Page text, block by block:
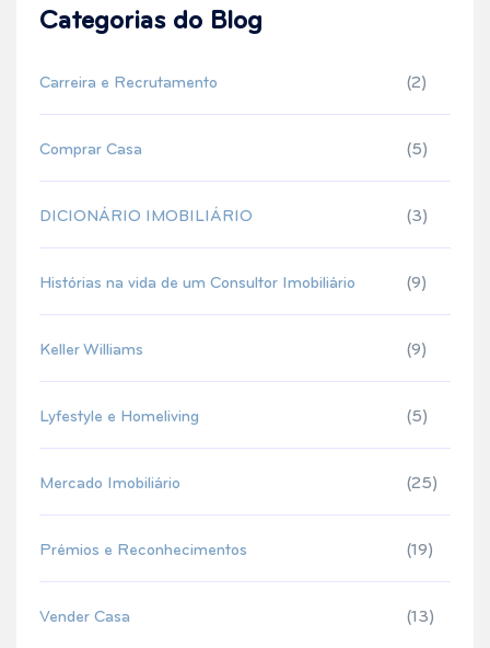
Categorias do Blog
Carreira e Recrutamento (2)
Comprar Casa (5)
DICIONÁRIO IMOBILIÁRIO (3)
Histórias na vida de um Consultor Imobiliário (9)
Keller Williams (9)
Lyfestyle e Homeliving (5)
Mercado Imobiliário (25)
Prémios e Reconhecimentos (19)
Vender Casa (13)